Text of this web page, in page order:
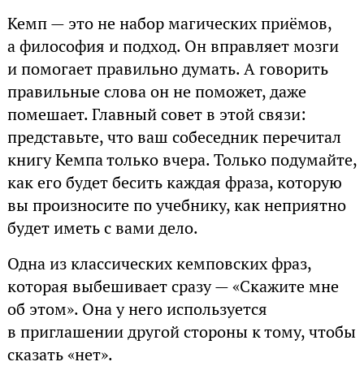
Кемп — это не набор магических приёмов,
а философия и подход. Он вправляет мозги
и помогает правильно думать. А говорить
правильные слова он не поможет, даже
помешает. Главный совет в этой связи:
представьте, что ваш собеседник перечитал
книгу Кемпа только вчера. Только подумайте,
как его будет бесить каждая фраза, которую
вы произносите по учебнику, как неприятно
будет иметь с вами дело.
Одна из классических кемповских фраз,
которая выбешивает сразу — «Скажите мне
об этом». Она у него используется
в приглашении другой стороны к тому, чтобы
сказать «нет».